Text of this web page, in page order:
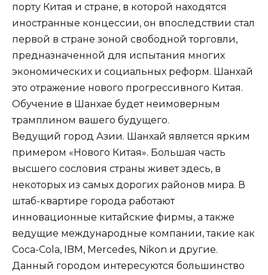
порту Китая и стране, в которой находятся
иностранные концессии, он впоследствии стал
первой в стране зоной свободной торговли,
предназначенной для испытания многих
экономических и социальных реформ. Шанхай
это отражение нового прогрессивного Китая.
Обучение в Шанхае будет неимоверным
трамплином вашего будущего.
Ведущий город Азии. Шанхай является ярким
примером «Нового Китая». Большая часть
высшего сословия страны живет здесь, в
некоторых из самых дорогих районов мира. В
штаб-квартире города работают
инновационные китайские фирмы, а также
ведущие международные компании, такие как
Coca-Cola, IBM, Mercedes, Nikon и другие.
Данный городом интересуются большинство